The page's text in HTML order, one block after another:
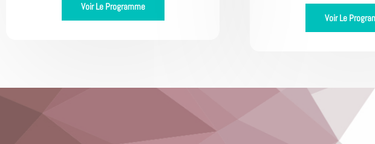
Voir Le Programme
Voir Le